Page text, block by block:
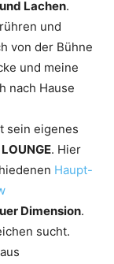
Lachen.
und
von der Bühne
und meine
nach Hause
sein eigenes
. Hier
Haupt-
Dimension.
sucht.